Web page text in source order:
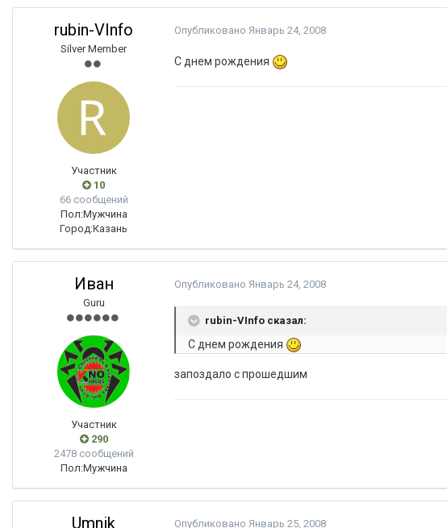
rubin-VInfo
Silver Member
Участник
10
66 сообщений
Пол:Мужчина
Город:Казань
Опубликовано Январь 24, 2008
С днем рождения
Иван
Guru
Участник
290
2478 сообщений
Пол:Мужчина
Опубликовано Январь 24, 2008
rubin-VInfo сказал:
С днем рождения
запоздало с прошедшим
Umnik Опубликовано Январь 25, 2008